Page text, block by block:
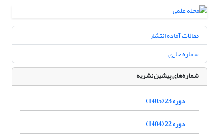
مقالات آماده انتشار
شماره جاری
شماره‌های پیشین نشریه
دوره 23 (1405)
دوره 22 (1404)